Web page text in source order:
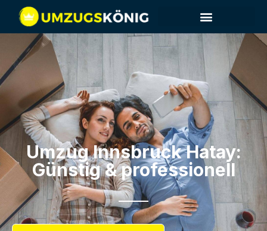
Umzug Innsbruck​ Hatay:
Günstig & professionell​